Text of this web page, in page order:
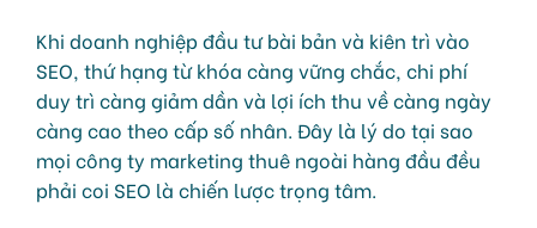
Khi doanh nghiệp đầu tư bài bản và kiên trì vào
SEO, thứ hạng từ khóa càng vững chắc, chi phí
duy trì càng giảm dần và lợi ích thu về càng ngày
càng cao theo cấp số nhân. Đây là lý do tại sao
mọi công ty marketing thuê ngoài hàng đầu đều
phải coi SEO là chiến lược trọng tâm.